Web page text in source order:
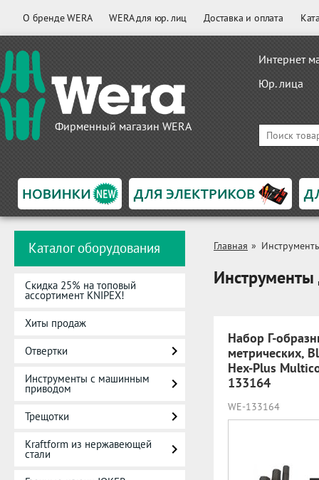
О бренде WERA WERA для юр. лиц Доставка и оплата
Фирменный магазин WERA
Интернет
Юр. лица
Каталог оборудования
Скидка 25% на топовый
ассортимент KNIPEX!
Хиты продаж
Отвертки
Инструменты с машинным
приводом
Трещотки
Kraftform из нержавеющей
стали
Главная »
Инструменты
Набор Г-
метрических,
Hex-Plus
133164
WE-133164